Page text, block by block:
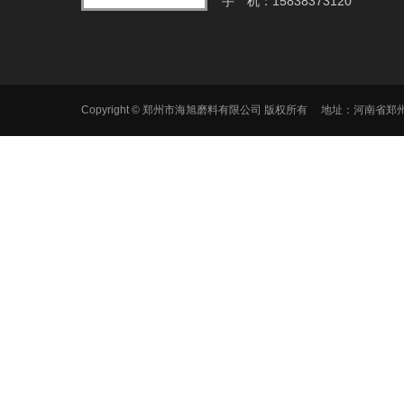
Copyright © 郑州市海旭磨料有限公司 版权所有 地址：河南省